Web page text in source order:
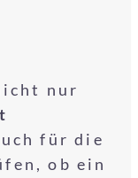
nur
für die
ob ein